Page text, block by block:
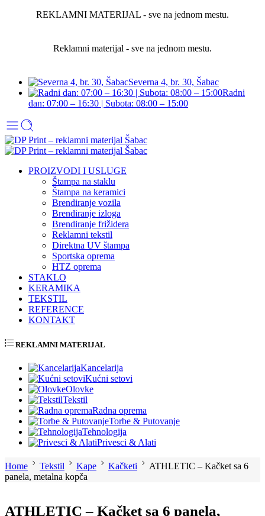
REKLAMNI MATERIJAL - sve na jednom mestu.
Reklamni materijal - sve na jednom mestu.
Severna 4, br. 30, Šabac
Radni
dan: 07:00 – 16:30 | Subota: 08:00 – 15:00
PROIZVODI I USLUGE
Štampa na staklu
Štampa na keramici
Brendiranje vozila
Brendiranje izloga
Brendiranje frižidera
Reklamni tekstil
Direktna UV štampa
Sportska oprema
HTZ oprema
STAKLO
KERAMIKA
TEKSTIL
REFERENCE
KONTAKT
REKLAMNI MATERIJAL
Kancelarija
Kućni setovi
Olovke
Tekstil
Radna oprema
Torbe & Putovanje
Tehnologija
Privesci & Alati
Home Tekstil Kape Kačketi
ATHLETIC – Kačket sa 6
panela, metalna kopča
ATHLETIC – Kačket sa 6 panela,